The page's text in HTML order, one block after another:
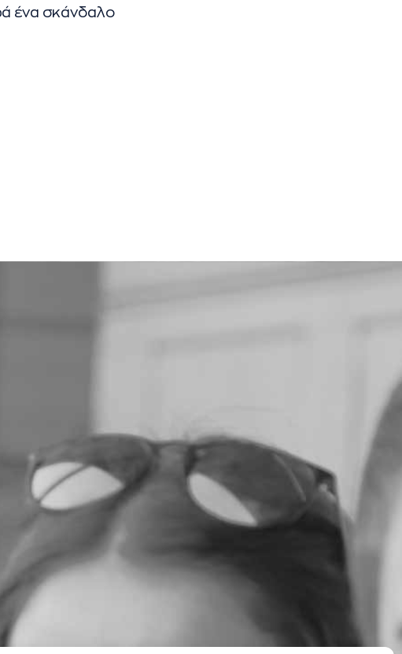
ένα σκάνδαλο